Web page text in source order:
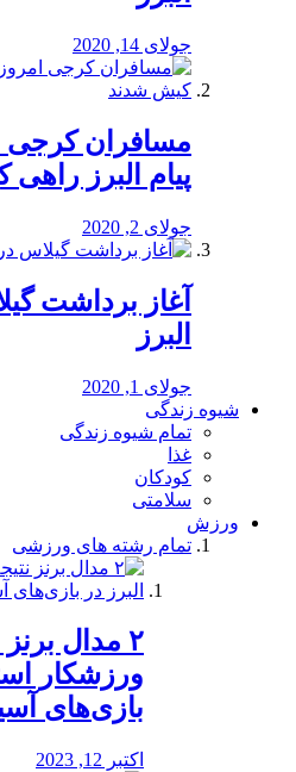
جولای 14, 2020
مسافران کرجی
پیام البرز
جولای 2, 2020
آغاز برداشت
البرز
جولای 1, 2020
شیوه زندگی
تمام شیوه زندگی
غذا
کودکان
سلامتی
ورزش
تمام رشته های ورزشی
ورزشکار
بازی‌های
اکتبر 12, 2023